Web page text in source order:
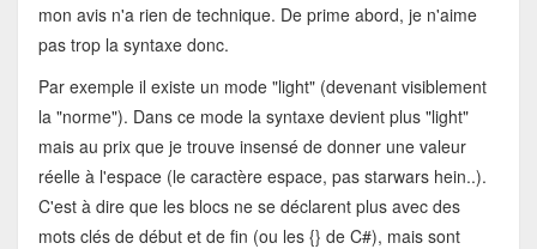
mon avis n'a rien de technique. De prime abord, je n'aime
pas trop la syntaxe donc.
Par exemple il existe un mode "light" (devenant visiblement
la "norme"). Dans ce mode la syntaxe devient plus "light"
mais au prix que je trouve insensé de donner une valeur
réelle à l'espace (le caractère espace, pas starwars hein..).
C'est à dire que les blocs ne se déclarent plus avec des
mots clés de début et de fin (ou les {} de C#), mais sont